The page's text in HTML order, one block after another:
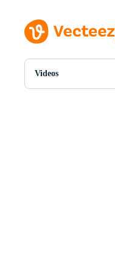
Videos
Alle Bilder